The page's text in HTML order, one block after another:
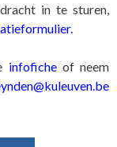
in te sturen,
infoficheof neem